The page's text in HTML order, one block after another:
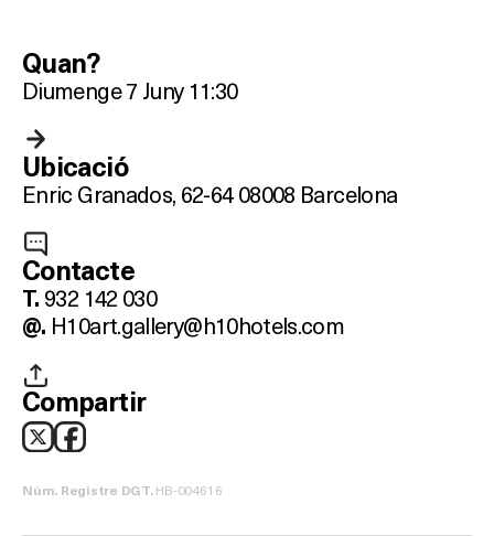
HOTELS
TERRASSES
SPAS
Quan?
Diumenge 7 Juny 11:30
Ubicació
Enric Granados, 62-64 08008 Barcelona
Contacte
T. 932 142 030
@. H10art.gallery@h10hotels.com
Compartir
Núm. Registre DGT. HB-004616